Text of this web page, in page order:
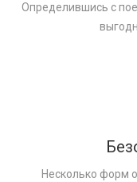
Определившись с
Несколько форм